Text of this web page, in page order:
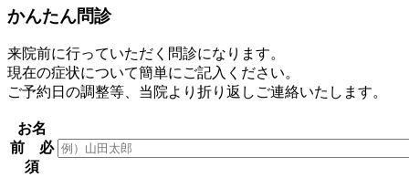
かんたん問診
来院前に行っていただく問診になります。
現在の症状について簡単にご記入ください。
ご予約日の調整等、当院より折り返しご連絡いたします。
お名
前 必
須